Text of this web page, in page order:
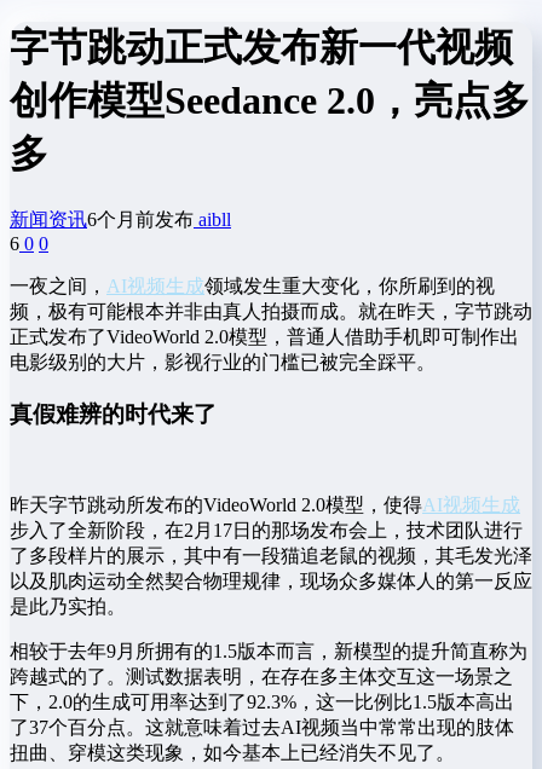
字节跳动正式发布新一代视频
创作模型Seedance 2.0，亮点多
多
新闻资讯6个月前发布 aibll
6 0 0
一夜之间， AI视频生成领域发生重大变化，你所刷到的视
频，极有可能根本并非由真人拍摄而成。就在昨天，字节跳动
正式发布了VideoWorld 2.0模型，普通人借助手机即可制作出
电影级别的大片，影视行业的门槛已被完全踩平。
真假难辨的时代来了
昨天字节跳动所发布的VideoWorld 2.0模型，使得AI视频生成
步入了全新阶段，在2月17日的那场发布会上，技术团队进行
了多段样片的展示，其中有一段猫追老鼠的视频，其毛发光泽
以及肌肉运动全然契合物理规律，现场众多媒体人的第一反应
是此乃实拍。
相较于去年9月所拥有的1.5版本而言，新模型的提升简直称为
跨越式的了。测试数据表明，在存在多主体交互这一场景之
下，2.0的生成可用率达到了92.3%，这一比例比1.5版本高出
了37个百分点。这就意味着过去AI视频当中常常出现的肢体
扭曲、穿模这类现象，如今基本上已经消失不见了。